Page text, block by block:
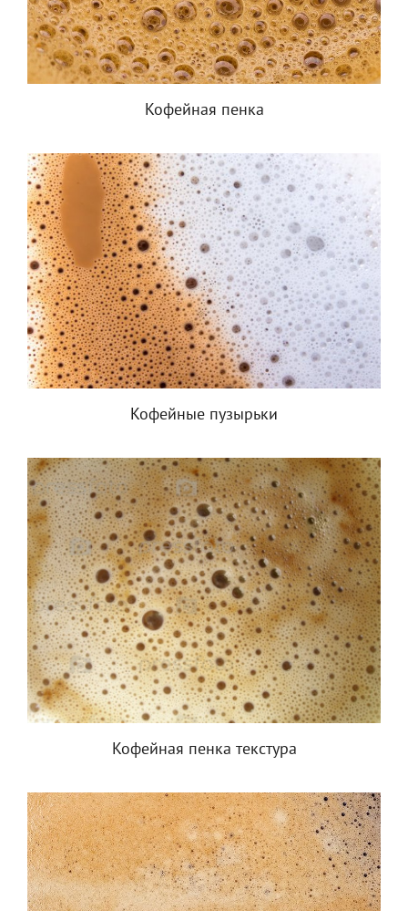
Кофейная пенка
Кофейные пузырьки
Кофейная пенка текстура